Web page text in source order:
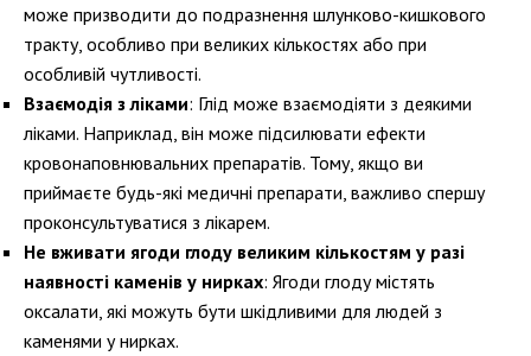
може призводити до подразнення шлунково-кишкового
тракту, особливо при великих кількостях або при
особливій чутливості.
Взаємодія з ліками: Глід може взаємодіяти з деякими
ліками. Наприклад, він може підсилювати ефекти
кровонаповнювальних препаратів. Тому, якщо ви
приймаєте будь-які медичні препарати, важливо спершу
проконсультуватися з лікарем.
Не вживати ягоди глоду великим кількостям у разі
наявності каменів у нирках: Ягоди глоду містять
оксалати, які можуть бути шкідливими для людей з
каменями у нирках.